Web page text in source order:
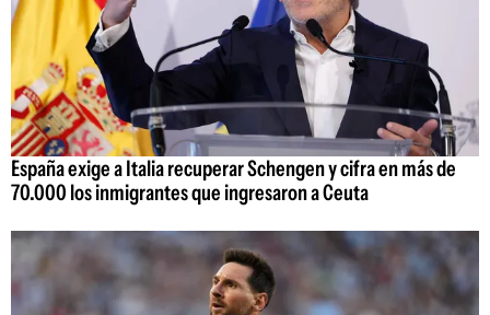
España exige a Italia recuperar Schengen y cifra en más de
70.000 los inmigrantes que ingresaron a Ceuta